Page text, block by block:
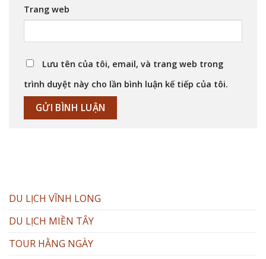
Trang web
Lưu tên của tôi, email, và trang web trong
trình duyệt này cho lần bình luận kế tiếp của tôi.
DU LỊCH VĨNH LONG
DU LỊCH MIỀN TÂY
TOUR HẰNG NGÀY